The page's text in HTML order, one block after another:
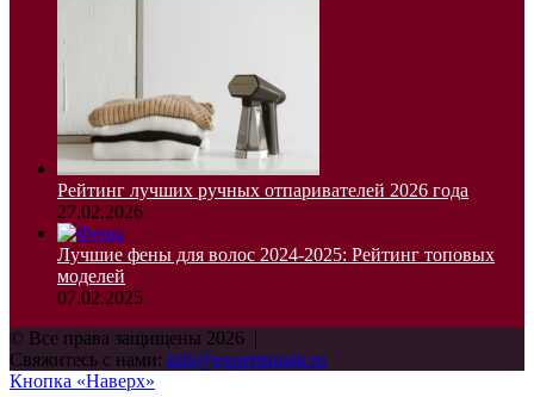
Рейтинг лучших ручных отпаривателей 2026 года
27.02.2026
Лучшие фены для волос 2024-2025: Рейтинг топовых
моделей
07.02.2025
© Все права защищены 2026 |
Свяжитесь с нами: info@expertsmark.ru
Кнопка «Наверх»